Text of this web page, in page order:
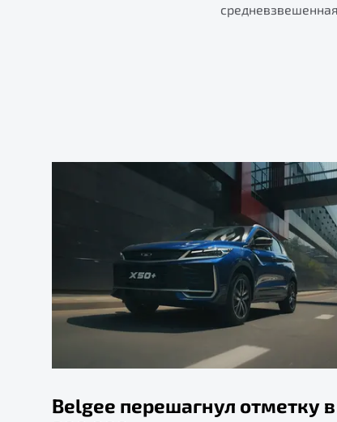
Belgee перешагнул отметку в